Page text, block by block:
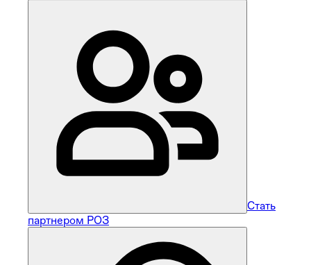
Стать
партнером РОЗ